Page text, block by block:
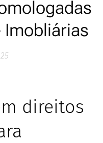
Imobliárias
direitos